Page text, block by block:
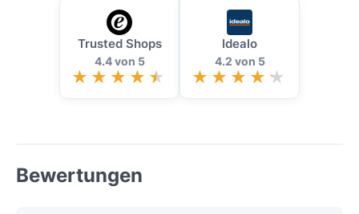
Trusted Shops
4.4 von 5
Idealo
4.2 von 5
Bewertungen